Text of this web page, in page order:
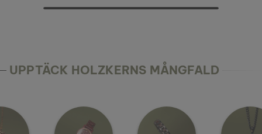
UPPTÄCK HOLZKERNS MÅNGFALD